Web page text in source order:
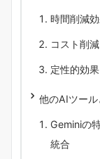
時間削減
コスト削
定性的効
他のAIツール
Geminiの
統合